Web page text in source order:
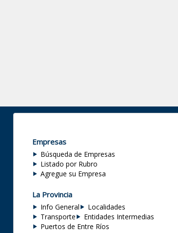
Empresas
Búsqueda de Empresas
Listado por Rubro
Agregue su Empresa
La Provincia
Info General
Localidades
Transporte
Entidades Intermedias
Puertos de Entre Ríos